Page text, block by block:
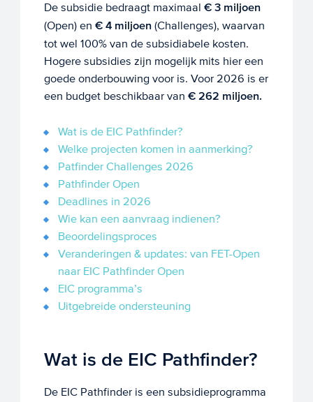
De subsidie bedraagt maximaal € 3 miljoen
(Open) en € 4 miljoen(Challenges), waarvan
tot wel 100% van de subsidiabele kosten.
Hogere subsidies zijn mogelijk mits hier een
goede onderbouwing voor is. Voor 2026 is er
een budget beschikbaar van € 262 miljoen.
Wat is de EIC Pathfinder?
Welke projecten komen in aanmerking?
Patfinder Challenges 2026
Pathfinder Open
Deadlines in 2026
Wie kan een aanvraag indienen?
Beoordelingsproces
Veranderingen & updates: van FET-Open
naar EIC Pathfinder Open
EIC programma’s
Uitgebreide ondersteuning
Wat is de EIC Pathfinder?
De EIC Pathfinder is een subsidieprogramma